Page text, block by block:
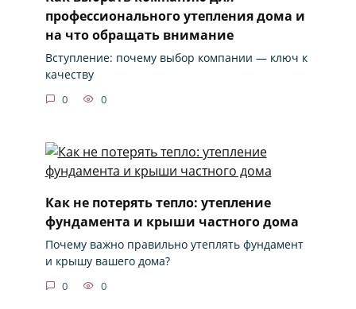
профессионального утепления дома и
на что обращать внимание
Вступление: почему выбор компании — ключ к
качеству
0 0
Как не потерять тепло: утепление
фундамента и крыши частного дома
Почему важно правильно утеплять фундамент
и крышу вашего дома?
0 0